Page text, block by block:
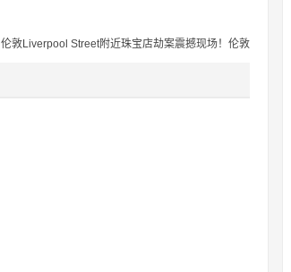
伦敦Liverpool Street附近珠宝店劫案震撼现场！伦敦